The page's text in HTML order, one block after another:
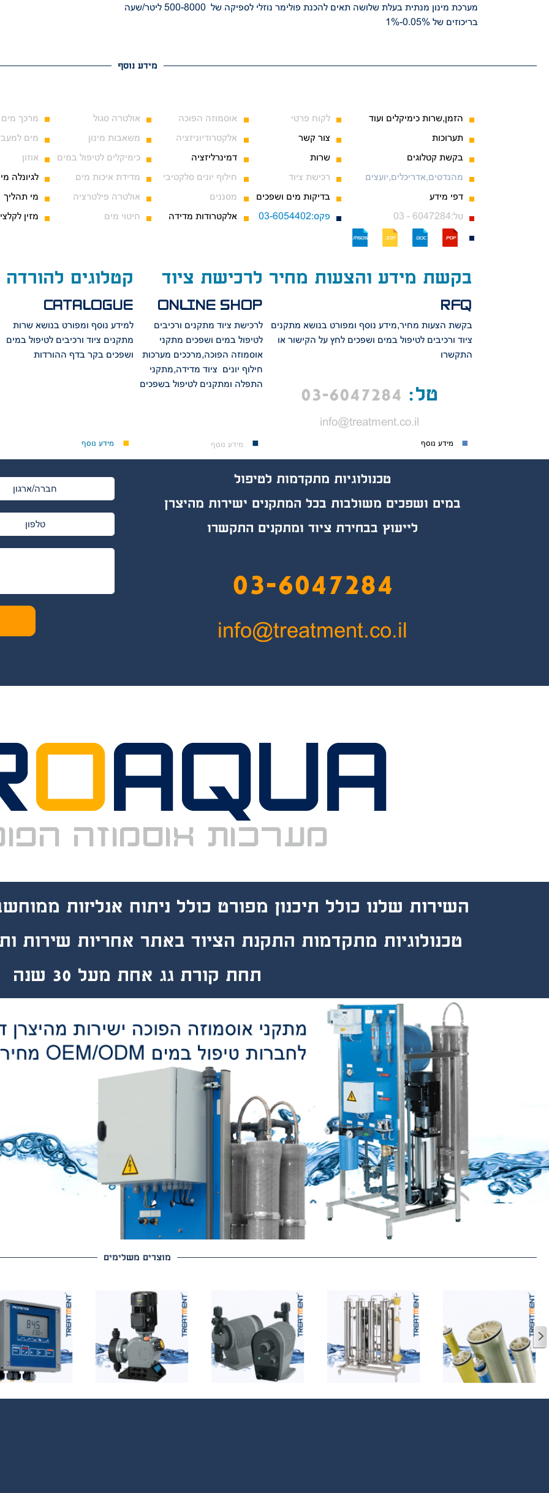
מידע נוסף
מרכך מים אולטרה סגול אוסמוזה הפוכה לקוח פרטי
הזמן,שרות כימיקלים ועוד
מים משאבות מינון אלקטרודיוניזציה צור קשר
תערוכות
אוזון כימיקלים לטיפול במים דמינרליזציה שרות
בקשת קטלוגים
לגיונלה מדידת איכות מים חילוף יונים סלקטיבי רכישת ציוד
מהנדסים,אדריכלים,יועצים
מי תהליך אולטרה פילטרציה מסננים בדיקות מים ושפכים
דפי מידע
מזין חיטוי מים אלקטרודות מדידה 03-6054402:פקס 03 - 6047284:טל
קטלוגים להורדה
CATALOGUE
למידע נוסף ומפורט בנושא שרות
מתקנים ציוד ורכיבים לטיפול במים
ושפכים בקר בדף ההורדות
לרכישת ציוד
ONLINE SHOP
לרכישת ציוד מתקנים ורכיבים
לטיפול במים ושפכים מתקני
אוסמוזה הפוכה,מרככים מערכות
חילוף יונים ציוד מדידה,מתקני
התפלה ומתקנים לטיפול בשפכים
בקשת מידע והצעות מחיר
RFQ
בקשת הצעות מחיר,מידע נוסף ומפורט בנושא מתקנים
ציוד ורכיבים לטיפול במים ושפכים לחץ על הקישור או
התקשרו
טל: 03-6047284
info@treatment.co.il
מידע נוסף מידע נוסף מידע נוסף
טכנולוגיות מתקדמות לטיפול
במים ושפכים משולבות בכל המתקנים ישירות מהיצרן
לייעוץ בבחירת ציוד ומתקנים התקשרו
03-6047284
info@treatment.co.il
תיכנון ייצור
השירות שלנו כולל תיכנון מפורט כולל ניתוח אנליזות
טכנולוגיות מתקדמות התקנת הציוד באתר אחריות שירות
תחת קורת גג אחת מעל 30 שנה
איכות אמינות
כבר מעל 30 שנה
MENT CFS
מוצרים משלימים